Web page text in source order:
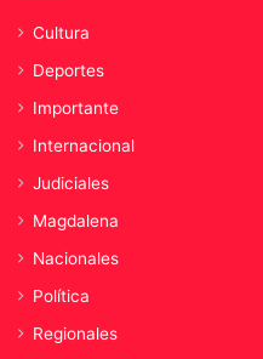
Cultura
Deportes
Importante
Internacional
Judiciales
Magdalena
Nacionales
Política
Regionales